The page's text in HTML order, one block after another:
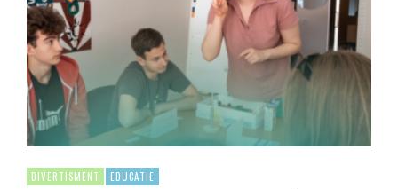
DIVERTISMENT EDUCATIE